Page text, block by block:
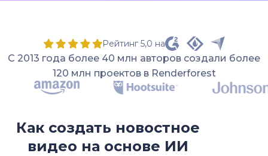
Рейтинг 5,0 на
С 2013 года более 40 млн авторов создали более
120 млн проектов в Renderforest
Как создать новостное
видео на основе ИИ